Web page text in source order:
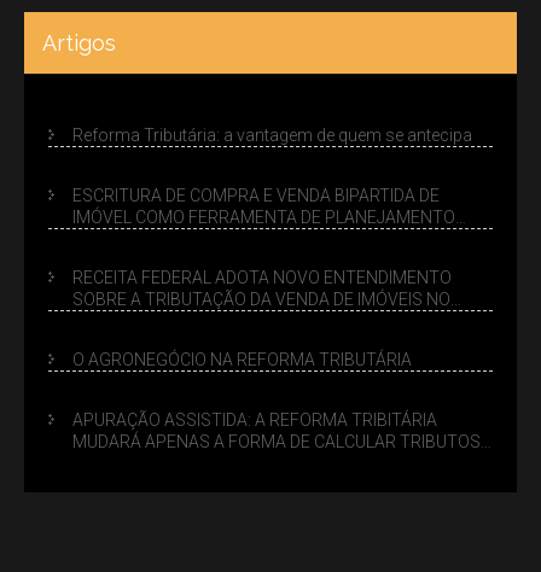
Artigos
Reforma Tributária: a vantagem de quem se antecipa
ESCRITURA DE COMPRA E VENDA BIPARTIDA DE
IMÓVEL COMO FERRAMENTA DE PLANEJAMENTO
RECEITA FEDERAL ADOTA NOVO ENTENDIMENTO
SOBRE A TRIBUTAÇÃO DA VENDA DE IMÓVEIS NO
O AGRONEGÓCIO NA REFORMA TRIBUTÁRIA
APURAÇÃO ASSISTIDA: A REFORMA TRIBITÁRIA
MUDARÁ APENAS A FORMA DE CALCULAR TRIBUTOS